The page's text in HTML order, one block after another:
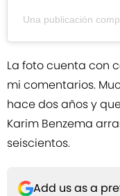
Una publicación
La foto cuenta con
mi comentarios.
hace dos años y
Karim Benzema
seiscientos.
Add us as a